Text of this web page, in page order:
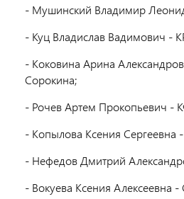
- Мушинский Владимир
- Куц Владислав Вадимович -
- Коковина Арина
Сорокина;
- Рочев Артем Прокопьевич -
- Копылова Ксения Сергеевна
- Нефедов Дмитрий
- Вокуева Ксения Алексеевна